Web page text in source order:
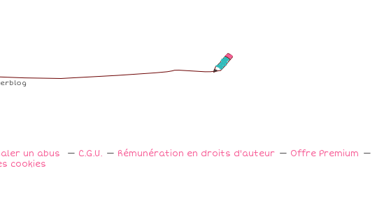
un abus C.G.U. Rémunération en droits d'auteur
Offre Premium
cookies